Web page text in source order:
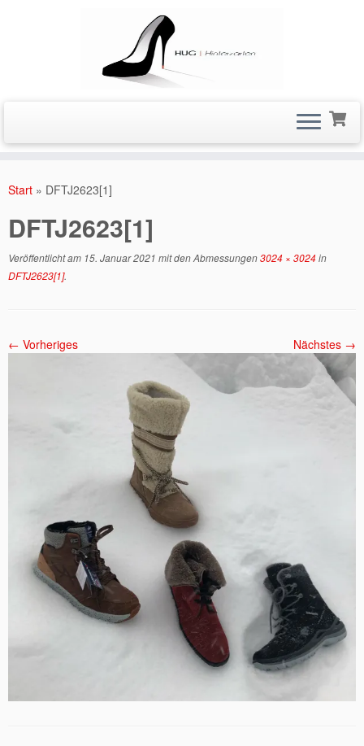
Inhalt
Start » DFTJ2623[1]
DFTJ2623[1]
Veröffentlicht am 15. Januar 2021 mit den Abmessungen3024 × 3024in
DFTJ2623[1].
← Vorheriges Nächstes →